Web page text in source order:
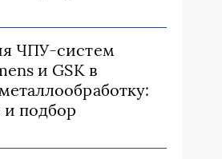
ЧПУ-систем
и GSK в
и подбор